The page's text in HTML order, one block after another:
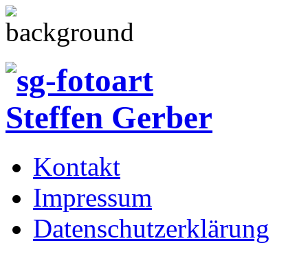
Kontakt
Impressum
Datenschutzerklärung